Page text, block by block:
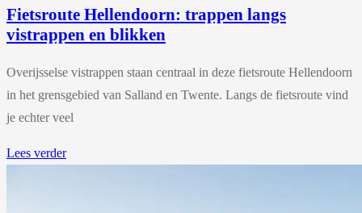
Fietsroute Hellendoorn: trappen langs
vistrappen en blikken
Overijsselse vistrappen staan centraal in deze fietsroute Hellendoorn
in het grensgebied van Salland en Twente. Langs de fietsroute vind
je echter veel
Lees verder